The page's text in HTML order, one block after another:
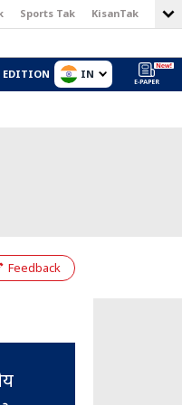
Sports Tak KisanTak
EDITION IN
Feedback